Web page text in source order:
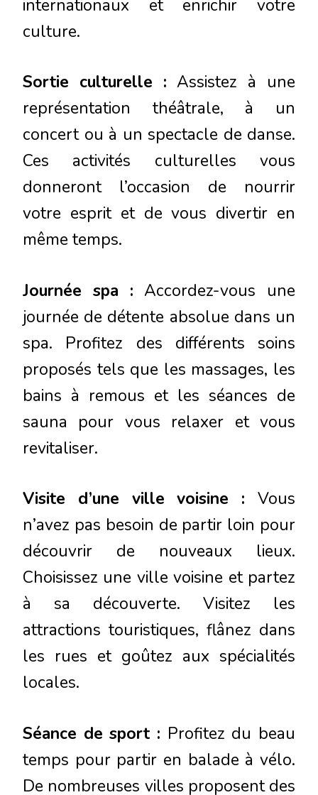
internationaux et enrichir votre
culture.
Sortie culturelle : Assistez à une
représentation théâtrale, à un
concert ou à un spectacle de danse.
Ces activités culturelles vous
donneront l’occasion de nourrir
votre esprit et de vous divertir en
même temps.
Journée spa : Accordez-vous une
journée de détente absolue dans un
spa. Profitez des différents soins
proposés tels que les massages, les
bains à remous et les séances de
sauna pour vous relaxer et vous
revitaliser.
Visite d’une ville voisine : Vous
n’avez pas besoin de partir loin pour
découvrir de nouveaux lieux.
Choisissez une ville voisine et partez
à sa découverte. Visitez les
attractions touristiques, flânez dans
les rues et goûtez aux spécialités
locales.
Séance de sport : Profitez du beau
temps pour partir en balade à vélo.
De nombreuses villes proposent des